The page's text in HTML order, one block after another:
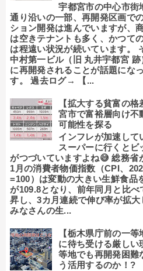
宇都宮市の中心市街
通り沿いの一部、再開発区画で
ション開発は進んでいますが、
は空きテナントも多く、かつて
は程遠い状況が続いています。
中村第一ビル（旧 丸井宇都宮
に再開発されることが話題にな
す。 過去ログ→ 【...
【拡大する貧富の
宮市で富裕層向け不
可能性を探る
インフレが加速して
スーパーに行くとビ
がつづいていますよね😅 総務省
1月の消費者物価指数（CPI、
=100）は変動の大きい生鮮食品
が109.8となり、前年同月と比べ
昇し、3カ月連続で伸び率が拡大
みなさんの生...
【栃木県庁前の一
に待ち受ける厳しい
等地でも再開発困難
う活用するのか！?